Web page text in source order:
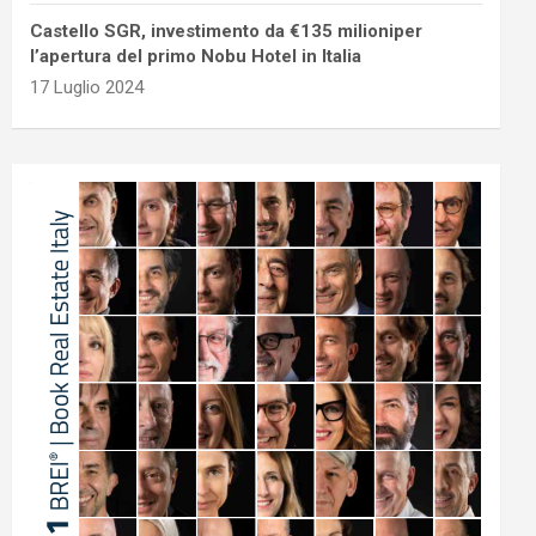
Castello SGR, investimento da €135 milioniper
l’apertura del primo Nobu Hotel in Italia
17 Luglio 2024